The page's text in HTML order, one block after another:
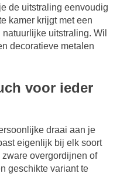
de uitstraling eenvoudig
kamer krijgt met een
uitstraling. Wil
decoratieve metalen
voor ieder
draai aan je
eigenlijk bij elk soort
overgordijnen of
geschikte variant te